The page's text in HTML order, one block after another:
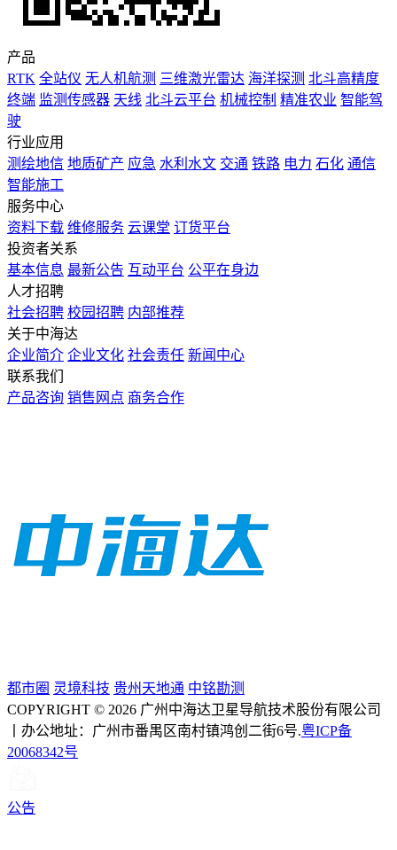
产品
RTK 全站仪 无人机航测 三维激光雷达 海洋探测 北斗高精度
终端 监测传感器 天线 北斗云平台 机械控制 精准农业 智能驾
驶
行业应用
测绘地信 地质矿产 应急 水利水文 交通 铁路 电力 石化 通信
智能施工
服务中心
资料下载 维修服务 云课堂 订货平台
投资者关系
基本信息 最新公告 互动平台 公平在身边
人才招聘
社会招聘 校园招聘 内部推荐
关于中海达
企业简介 企业文化 社会责任 新闻中心
联系我们
产品咨询 销售网点 商务合作
都市圈 灵境科技 贵州天地通 中铭勘测
COPYRIGHT © 2026 广州中海达卫星导航技术股份有限公司
丨办公地址：广州市番禺区南村镇鸿创二街6号.粤ICP备
20068342号
公告